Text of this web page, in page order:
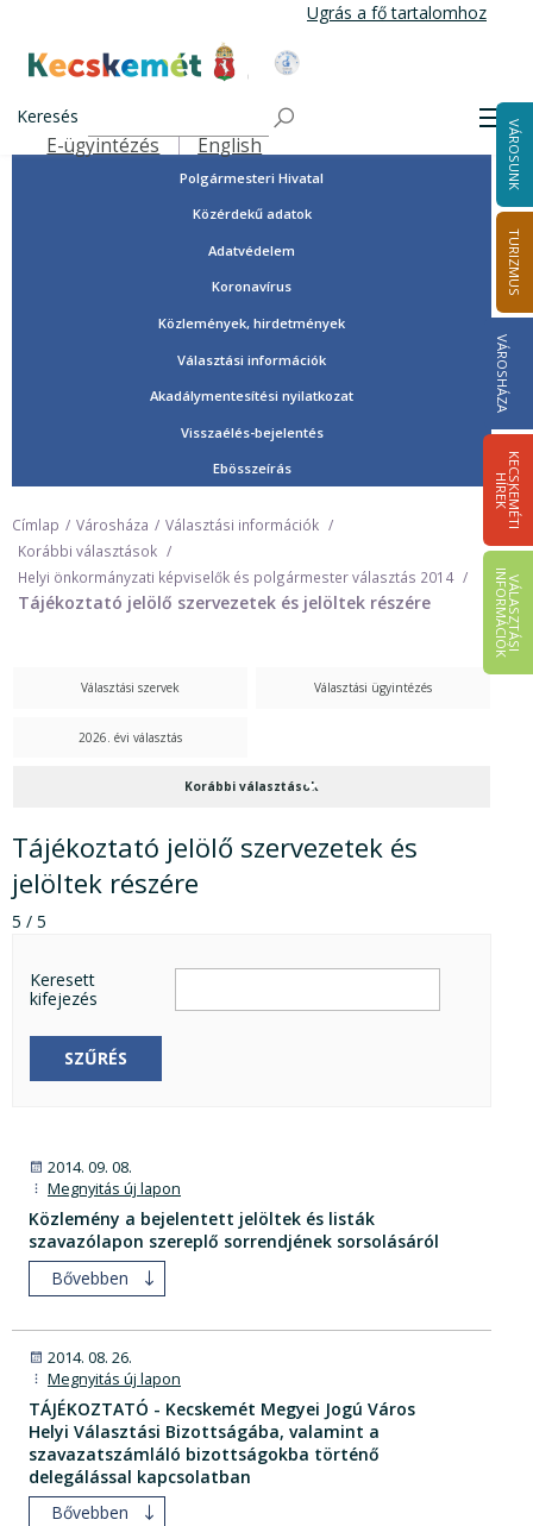
tartalomra
Ugrás a fő tartalomhoz
Kecskemét Város Honlapja
Keresés
Felső navigáció
E-ügyintézés English VÁROSUNK
TURIZMUS
VÁROSHÁZA
K
E
C
S
K
E
M
É
T
I
HÍ
R
E
K
V
Á
L
A
S
Z
T
Á
S
I
IN
F
O
R
M
Á
C
I
Ó
K
Tisztségviselők, képviselők
Országgyűlési képviselők
Önkormányzat
Polgármesteri Hivatal
Közérdekű adatok
Adatvédelem
Koronavírus
Közlemények, hirdetmények
Választási információk
Akadálymentesítési nyilatkozat
Visszaélés-bejelentés
Ebösszeírás
Címlap Városháza
Választási információk
Korábbi választások
Helyi önkormányzati képviselők és polgármester választás 2014
Tájékoztató jelölő szervezetek és jelöltek részére
Választási szervek Választási ügyintézés
2026. évi választás
Korábbi választások
Tájékoztató jelölő szervezetek és
jelöltek részére
5 / 5
Keresett
kifejezés
SZŰRÉS
2014. 09. 08.
Megnyitás új lapon
Közlemény a bejelentett jelöltek és listák
szavazólapon szereplő sorrendjének sorsolásáról
Bővebben
2014. 08. 26.
Megnyitás új lapon
TÁJÉKOZTATÓ - Kecskemét Megyei Jogú Város
Helyi Választási Bizottságába, valamint a
szavazatszámláló bizottságokba történő
delegálással kapcsolatban
Bővebben